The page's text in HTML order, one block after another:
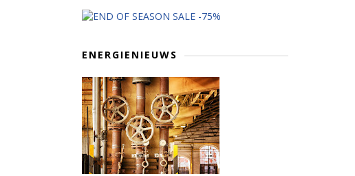
ENERGIENIEUWS